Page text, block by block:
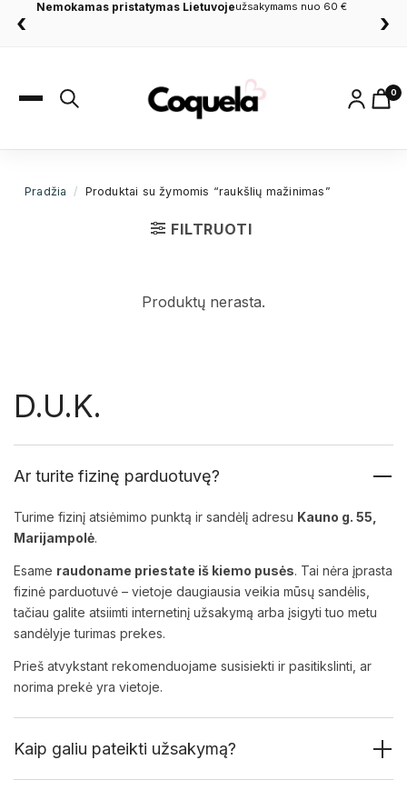
‹
Nemokamas pristatymas Lietuvojeužsakymams nuo 60 €
›
0
Pradžia / Produktai su žymomis “raukšlių mažinimas”
FILTRUOTI
Produktų nerasta.
D.U.K.
Ar turite fizinę parduotuvę?
Turime fizinį atsiėmimo punktą ir sandėlį adresu Kauno g. 55,
Marijampolė.
Esame raudoname priestate iš kiemo pusės. Tai nėra įprasta
fizinė parduotuvė – vietoje daugiausia veikia mūsų sandėlis,
tačiau galite atsiimti internetinį užsakymą arba įsigyti tuo metu
sandėlyje turimas prekes.
Prieš atvykstant rekomenduojame susisiekti ir pasitikslinti, ar
norima prekė yra vietoje.
Kaip galiu pateikti užsakymą?